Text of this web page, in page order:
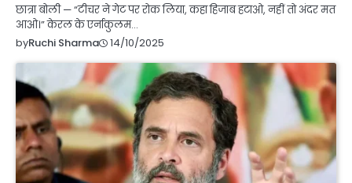
छात्रा बोली — “टीचर ने गेट पर रोक लिया, कहा हिजाब हटाओ, नहीं तो अंदर मत
आओ।” केरल के एर्नाकुलम…
byRuchi Sharma 14/10/2025